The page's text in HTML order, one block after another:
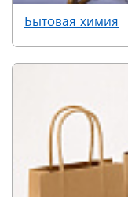
Бытовая химия